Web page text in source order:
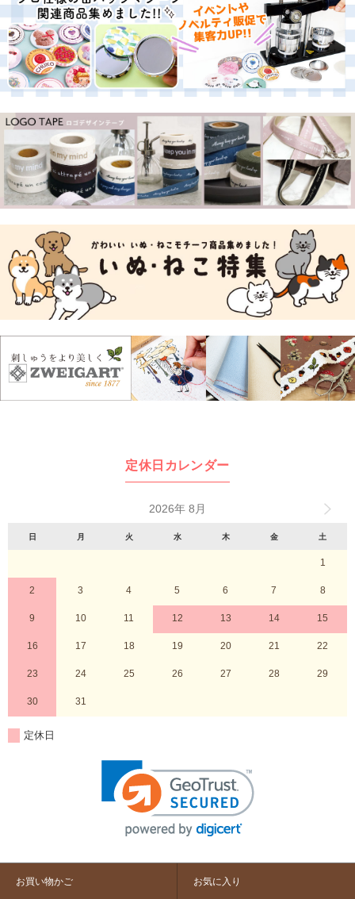
定休日カレンダー
2026年 8月
日 月 火 水 木 金 土
1
2 3 4 5 6 7 8
9 10 11 12 13 14 15
16 17 18 19 20 21 22
23 24 25 26 27 28 29
30 31
定休日
お買い物かご お気に入り